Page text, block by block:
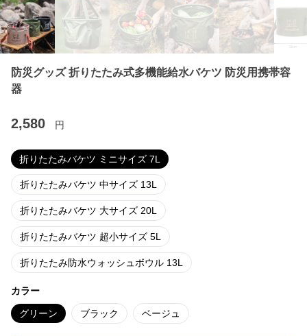
防災グッズ 折りたたみ式多機能給水バケツ 防災用携帯容
器
2,580 円
折りたたみバケツ ミニサイズ 7L
折りたたみバケツ 中サイズ 13L
折りたたみバケツ 大サイズ 20L
折りたたみバケツ 超小サイズ 5L
折りたたみ防水ウォッシュボウル 13L
カラー
グリーン ブラック ベージュ